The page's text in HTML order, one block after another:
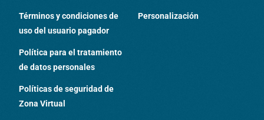
Términos y condiciones de
uso del usuario pagador
Política para el tratamiento
de datos personales
Políticas de seguridad de
Zona Virtual
Personalización